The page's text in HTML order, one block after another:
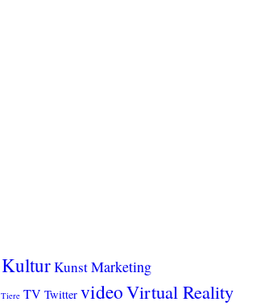
KulturKunstMarketing
Tiere TV Twitter videoVirtual Reality